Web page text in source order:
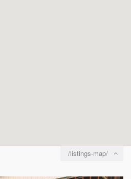
/listings-map/